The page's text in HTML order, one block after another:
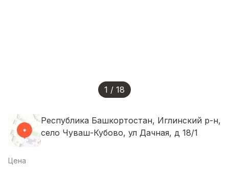
1 / 18
Республика Башкортостан, Иглинский р-н,
село Чуваш-Кубово, ул Дачная, д 18/1
Цена